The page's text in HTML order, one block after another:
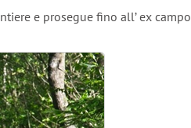
e prosegue fino all’ ex campo